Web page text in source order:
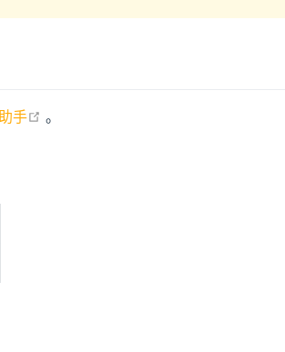
手 open in new window
。